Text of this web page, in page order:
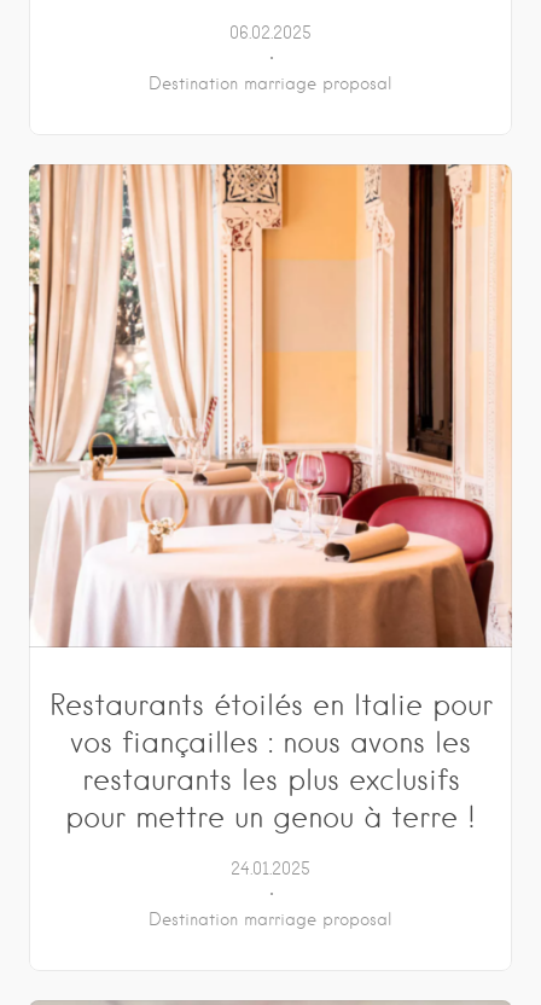
06.02.2025
Destination marriage proposal
Restaurants étoilés en Italie pour
vos fiançailles : nous avons les
restaurants les plus exclusifs
pour mettre un genou à terre !
24.01.2025
Destination marriage proposal